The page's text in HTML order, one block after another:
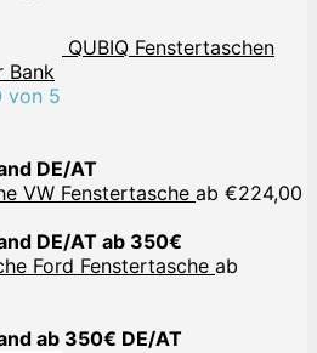
QUBIQ Fenstertaschen
Bank
von 5
DE/AT
VW Fenstertasche ab €224,00
DE/AT ab 350€
Ford Fenstertasche ab
ab 350€ DE/AT